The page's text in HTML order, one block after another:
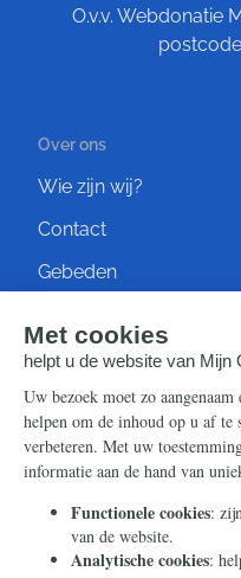
O.v.v. Webdonatie
Over ons
Wie zijn wij?
Contact
Gebeden
Steun ons
Nieuwsbrief
Eenmalig
Maandelijks
Periodiek